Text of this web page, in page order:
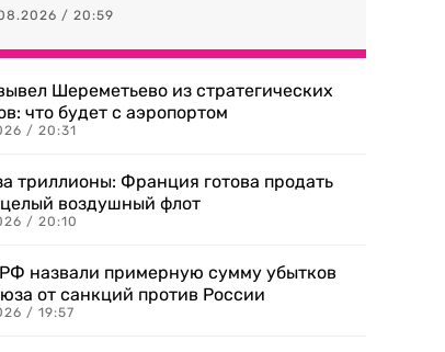
/ 20:59
Шереметьево из стратегических
что будет с аэропортом
/ 20:31
триллионы: Франция готова продать
воздушный флот
/ 20:10
назвали примерную сумму убытков
от санкций против России
/ 19:57